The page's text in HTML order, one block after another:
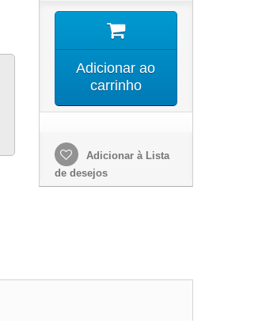
Adicionar ao
carrinho
Adicionar à Lista
de desejos